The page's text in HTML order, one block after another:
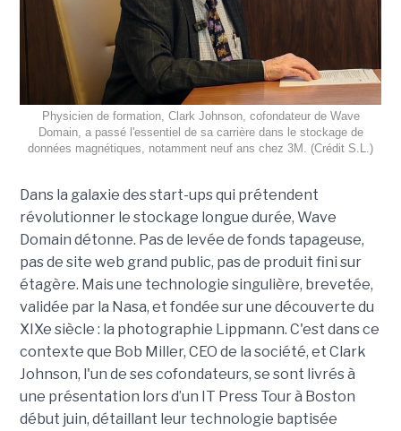
Physicien de formation, Clark Johnson, cofondateur de Wave
Domain, a passé l'essentiel de sa carrière dans le stockage de
données magnétiques, notamment neuf ans chez 3M. (Crédit S.L.)
Dans la galaxie des start-ups qui prétendent
révolutionner le stockage longue durée, Wave
Domain détonne. Pas de levée de fonds tapageuse,
pas de site web grand public, pas de produit fini sur
étagère. Mais une technologie singulière, brevetée,
validée par la Nasa, et fondée sur une découverte du
XIXe siècle : la photographie Lippmann. C'est dans ce
contexte que Bob Miller, CEO de la société, et Clark
Johnson, l'un de ses cofondateurs, se sont livrés à
une présentation lors d’un IT Press Tour à Boston
début juin, détaillant leur technologie baptisée